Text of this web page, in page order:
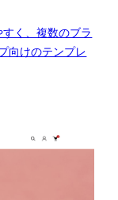
く、複数のブラ
向けのテンプレ